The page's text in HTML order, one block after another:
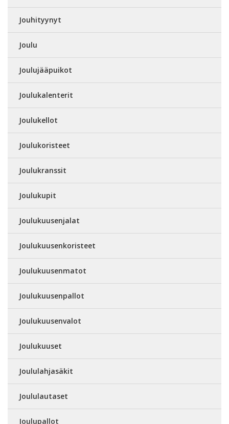
Jouhityynyt
Joulu
Joulujääpuikot
Joulukalenterit
Joulukellot
Joulukoristeet
Joulukranssit
Joulukupit
Joulukuusenjalat
Joulukuusenkoristeet
Joulukuusenmatot
Joulukuusenpallot
Joulukuusenvalot
Joulukuuset
Joululahjasäkit
Joululautaset
Joulupallot